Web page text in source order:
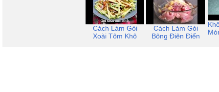
Cách Làm Gỏi
Xoài Tôm Khô
Cách Làm Gỏi
Bông Điên Điển